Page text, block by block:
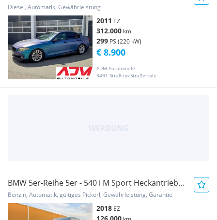
Aut.***CZ- Anmeldung***Ne...
Diesel, Automatik, Gewährleistung
2011 EZ
312.000 km
299 PS (220 kW)
ADM-Automobile
3491 Straß im Straßertale
€ 8.900
BMW 5er-Reihe 5er - 540 i M Sport Heckantrieb
B58
Benzin, Automatik, gültiges Pickerl, Gewährleistung, Garantie
2018 EZ
126.000